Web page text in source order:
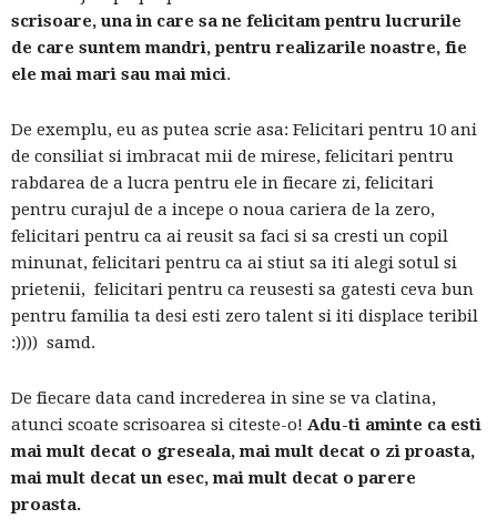
scrisoare, una in care sa ne felicitam pentru lucrurile
de care suntem mandri, pentru realizarile noastre, fie
ele mai mari sau mai mici.
De exemplu, eu as putea scrie asa: Felicitari pentru 10 ani
de consiliat si imbracat mii de mirese, felicitari pentru
rabdarea de a lucra pentru ele in fiecare zi, felicitari
pentru curajul de a incepe o noua cariera de la zero,
felicitari pentru ca ai reusit sa faci si sa cresti un copil
minunat, felicitari pentru ca ai stiut sa iti alegi sotul si
prietenii, felicitari pentru ca reusesti sa gatesti ceva bun
pentru familia ta desi esti zero talent si iti displace teribil
:)))) samd.
De fiecare data cand increderea in sine se va clatina,
atunci scoate scrisoarea si citeste-o! Adu-ti aminte ca esti
mai mult decat o greseala, mai mult decat o zi proasta,
mai mult decat un esec, mai mult decat o parere
proasta.